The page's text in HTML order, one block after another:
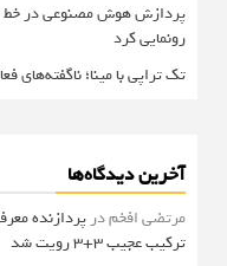
پردازش هوش مصنوعی در خط
رونمایی کرد
تک تراپی با مینا؛
آخرین دیدگاه‌ها
مرتضی افخمدر
ترکیب عجیب 3+3 رویت شد